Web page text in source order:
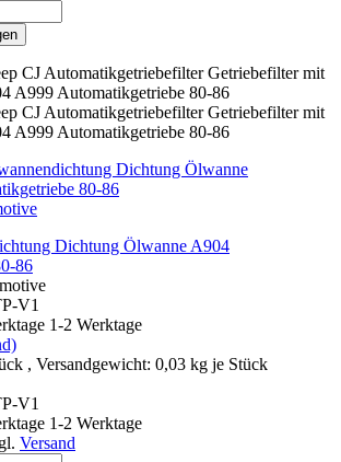
Dichtung Ölwanne A904
86
V1
1-2 Werktage
, Versandgewicht: 0,03 kg je Stück
V1
1-2 Werktage
Versand